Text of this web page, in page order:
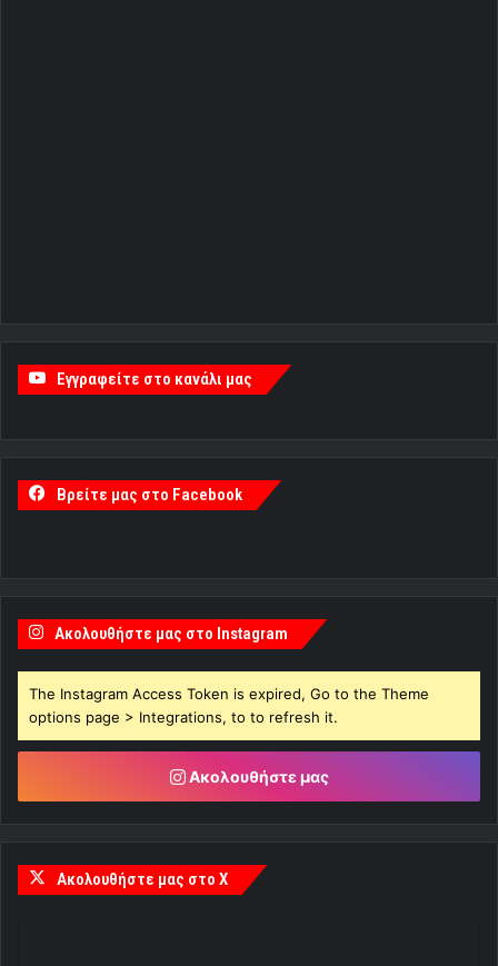
Εγγραφείτε στο κανάλι μας
Βρείτε μας στο Facebook
Ακολουθήστε μας στο Instagram
The Instagram Access Token is expired, Go to the Theme
options page > Integrations, to to refresh it.
Ακολουθήστε μας
Ακολουθήστε μας στο X